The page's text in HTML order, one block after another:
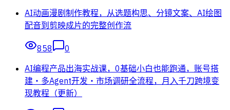
AI动画漫剧制作教程，从选题构思、分镜文案、AI绘图
配音到剪映成片的完整创作流
858
0
AI编程产品出海实战课，0基础小白也能跑通，账号搭
建・多Agent开发・市场调研全流程，月入千刀跨境变
现教程（更新）